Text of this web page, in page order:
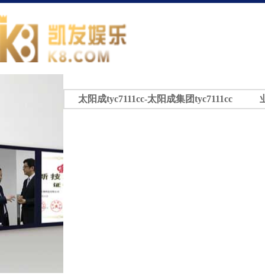
太阳成tyc7111cc-太阳成集团tyc7111cc